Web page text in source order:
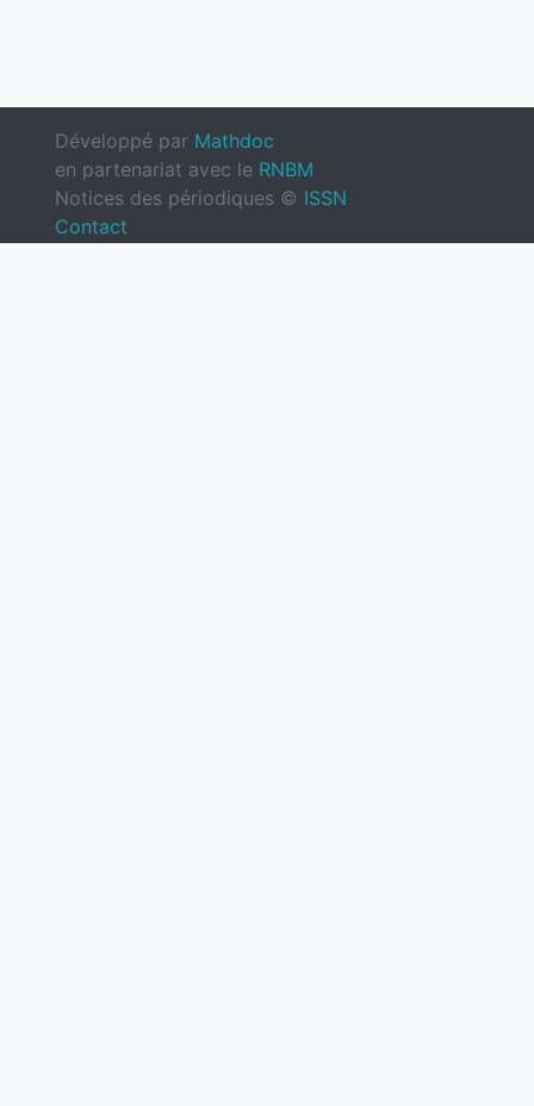
Développé par Mathdoc
en partenariat avec le RNBM
Notices des périodiques © ISSN
Contact